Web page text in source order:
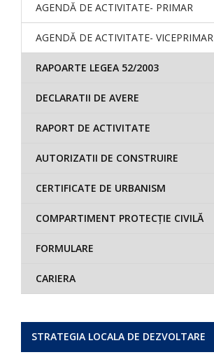
AGENDĂ DE ACTIVITATE- PRIMAR
AGENDĂ DE ACTIVITATE- VICEPRIMAR
RAPOARTE LEGEA 52/2003
DECLARATII DE AVERE
RAPORT DE ACTIVITATE
AUTORIZATII DE CONSTRUIRE
CERTIFICATE DE URBANISM
COMPARTIMENT PROTECȚIE CIVILĂ
FORMULARE
CARIERA
STRATEGIA LOCALA DE DEZVOLTARE